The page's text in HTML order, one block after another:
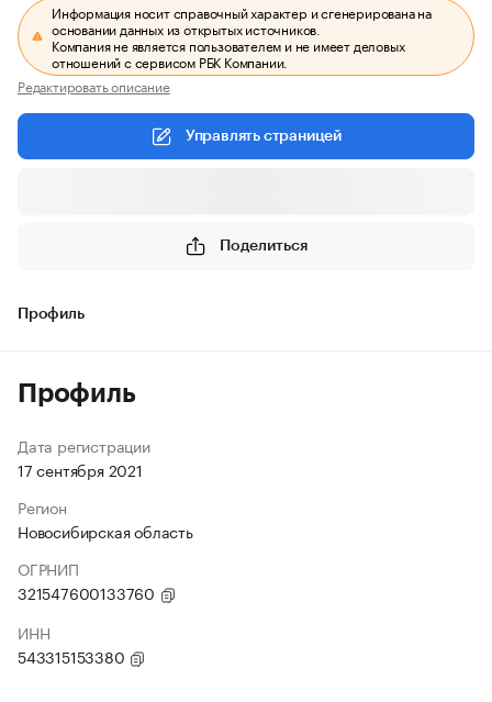
Информация носит справочный характер и сгенерирована на
основании данных из открытых источников.
Компания не является пользователем и не имеет деловых
отношений с сервисом РБК Компании.
Редактировать описание
Управлять страницей
Поделиться
Профиль
Профиль
Дата регистрации
17 сентября 2021
Регион
Новосибирская область
ОГРНИП
321547600133760
ИНН
543315153380